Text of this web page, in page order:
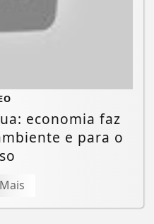
economia faz
e para o